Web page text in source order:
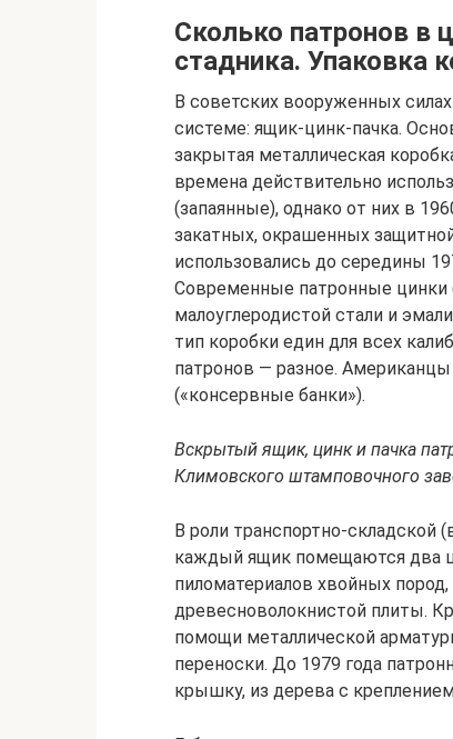
Сколько патронов в
стадника. Упаковка
В советских вооруженных
системе: ящик-цинк-пачка.
закрытая металлическая
времена действительно
(запаянные), однако от них в
закатных, окрашенных
использовались до середины
Современные патронные
малоуглеродистой стали и
тип коробки един для всех
патронов — разное.
(«консервные банки»).
Вскрытый ящик, цинк и пачка
Климовского штамповочного
В роли транспортно-
каждый ящик помещаются два
пиломатериалов хвойных
древесноволокнистой плиты.
помощи металлической
переноски. До 1979 года
крышку, из дерева с